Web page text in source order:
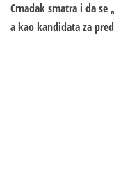
Crnadak smatra i da se
a kao kandidata za